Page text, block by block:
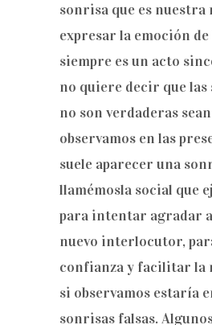
sonrisa que es nuestra
expresar la emoción
siempre es un acto
no quiere decir que las
no son verdaderas
observamos en las
suele aparecer una
llamémosla social que
para intentar agradar
nuevo interlocutor,
confianza y facilitar la
si observamos estaría
sonrisas falsas.